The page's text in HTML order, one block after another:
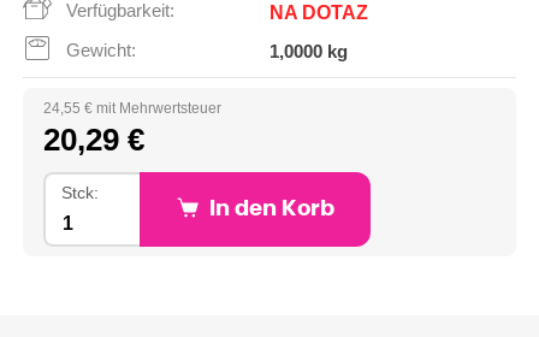
Verfügbarkeit:
NA DOTAZ
Gewicht: 1,0000 kg
24,55 € mit Mehrwertsteuer
20,29 €
Stck:
In den Korb